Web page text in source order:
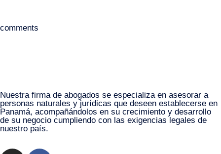
comments
Nuestra firma de abogados se especializa en asesorar a
personas naturales y jurídicas que deseen establecerse en
Panamá, acompañándolos en su crecimiento y desarrollo
de su negocio cumpliendo con las exigencias legales de
nuestro país.